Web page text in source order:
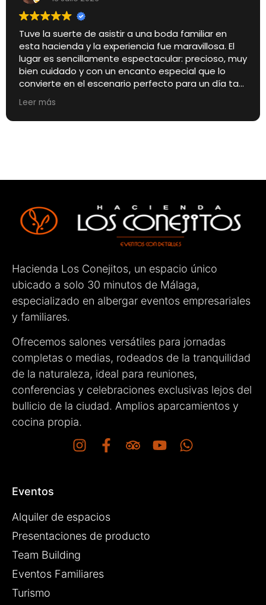
Tuve la suerte de asistir a una boda familiar en
esta hacienda y la experiencia fue maravillosa. El
lugar es sencillamente espectacular: precioso, muy
bien cuidado y con un encanto especial que lo
convierte en el escenario perfecto para un día tan
importante.
Pero si algo quiero destacar especialmente es el
trato de los encargados de la finca. Desde el
invitados nos sintiéramos muy cómodos.
celebrar cualquier evento. ¡Enhorabuena por el
gran trabajo que hacéis!
Leer más
Hacienda Los Conejitos, un espacio único
ubicado a solo 30 minutos de Málaga,
especializado en albergar eventos empresariales
y familiares.
Ofrecemos salones versátiles para jornadas
completas o medias, rodeados de la tranquilidad
de la naturaleza, ideal para reuniones,
conferencias y celebraciones exclusivas lejos del
bullicio de la ciudad. Amplios aparcamientos y
cocina propia.
Eventos
Alquiler de espacios
Presentaciones de producto
Team Building
Eventos Familiares
Turismo